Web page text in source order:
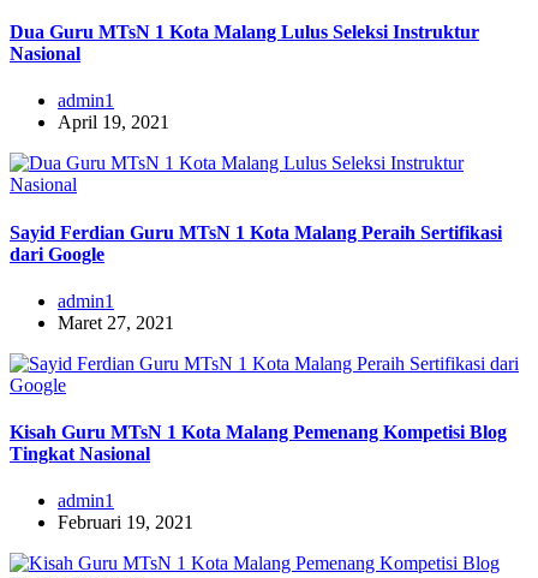
Dua Guru MTsN 1 Kota Malang Lulus Seleksi Instruktur
Nasional
admin1
April 19, 2021
Sayid Ferdian Guru MTsN 1 Kota Malang Peraih Sertifikasi
dari Google
admin1
Maret 27, 2021
Kisah Guru MTsN 1 Kota Malang Pemenang Kompetisi Blog
Tingkat Nasional
admin1
Februari 19, 2021